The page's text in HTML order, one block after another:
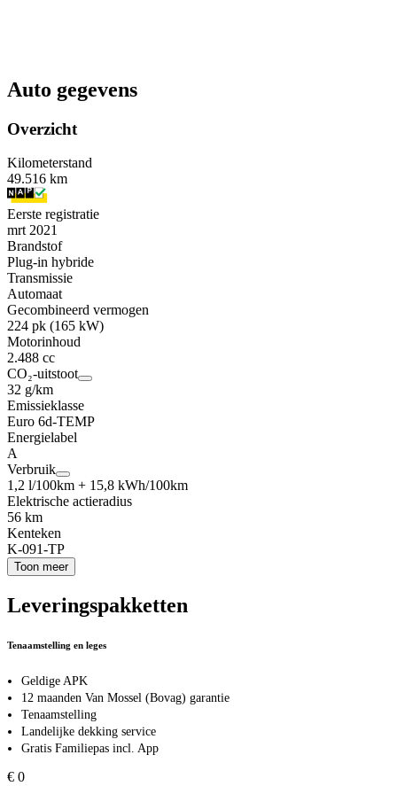
Auto gegevens
Overzicht
Kilometerstand
49.516 km
Eerste registratie
mrt 2021
Brandstof
Plug-in hybride
Transmissie
Automaat
Gecombineerd vermogen
224 pk (165 kW)
Motorinhoud
2.488 cc
CO₂-uitstoot
32 g/km
Emissieklasse
Euro 6d-TEMP
Energielabel
A
Verbruik
1,2 l/100km + 15,8 kWh/100km
Elektrische actieradius
56 km
Kenteken
K-091-TP
Toon meer
Leveringspakketten
Tenaamstelling en leges
Geldige APK
12 maanden Van Mossel (Bovag) garantie
Tenaamstelling
Landelijke dekking service
Gratis Familiepas incl. App
€ 0